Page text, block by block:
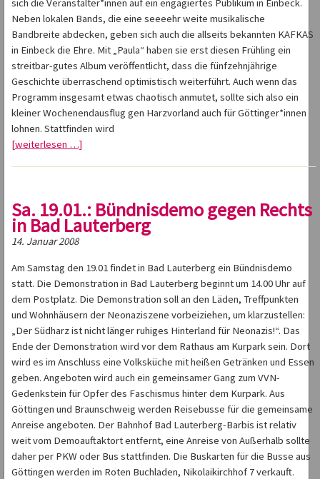
sich die Veranstalter*innen auf ein engagiertes Publikum in Einbeck.
Neben lokalen Bands, die eine seeeehr weite musikalische
Bandbreite abdecken, geben sich auch die allseits bekannten KAFKAS
in Einbeck die Ehre. Mit „Paula“ haben sie erst diesen Frühling ein
streitbar-gutes Album veröffentlicht, dass die fünfzehnjährige
Geschichte überraschend optimistisch weiterführt. Auch wenn das
Programm insgesamt etwas chaotisch anmutet, sollte sich also ein
kleiner Wochenendausflug gen Harzvorland auch für Göttinger*innen
lohnen. Stattfinden wird
[weiterlesen …]
Sa. 19.01.: Bündnisdemo gegen Rechts
in Bad Lauterberg
14. Januar 2008
Am Samstag den 19.01 findet in Bad Lauterberg ein Bündnisdemo
statt. Die Demonstration in Bad Lauterberg beginnt um 14.00 Uhr auf
dem Postplatz. Die Demonstration soll an den Läden, Treffpunkten
und Wohnhäusern der Neonaziszene vorbeiziehen, um klarzustellen:
„Der Südharz ist nicht länger ruhiges Hinterland für Neonazis!“. Das
Ende der Demonstration wird vor dem Rathaus am Kurpark sein. Dort
wird es im Anschluss eine Volksküche mit heißen Getränken und Essen
geben. Angeboten wird auch ein gemeinsamer Gang zum VVN-
Gedenkstein für Opfer des Faschismus hinter dem Kurpark. Aus
Göttingen und Braunschweig werden Reisebusse für die gemeinsame
Anreise angeboten. Der Bahnhof Bad Lauterberg-Barbis ist relativ
weit vom Demoauftaktort entfernt, eine Anreise von Außerhalb sollte
daher per PKW oder Bus stattfinden. Die Buskarten für die Busse aus
Göttingen werden im Roten Buchladen, Nikolaikirchhof 7 verkauft.